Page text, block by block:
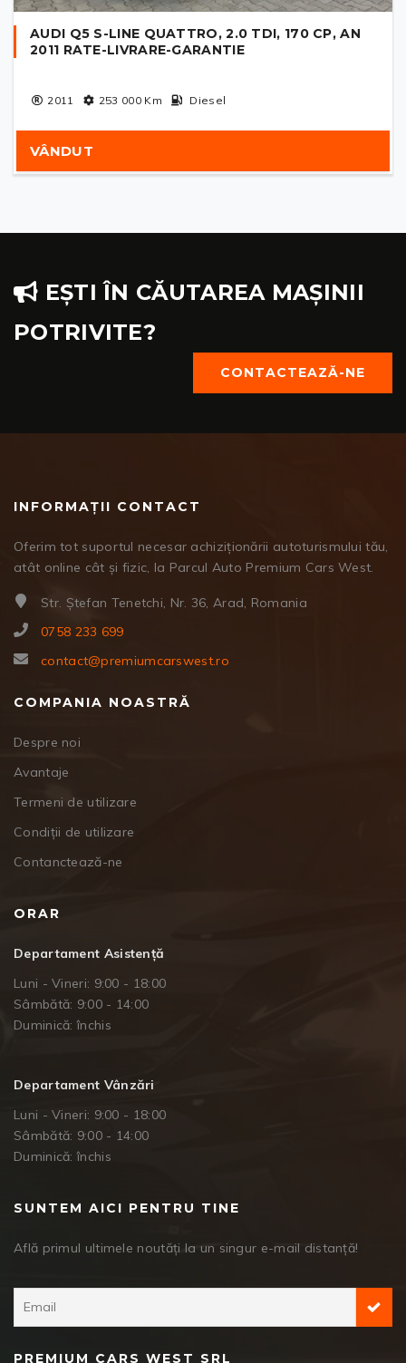
AUDI Q5 S-LINE QUATTRO, 2.0 TDI, 170 CP, AN
2011 RATE-LIVRARE-GARANTIE
2011 253 000Km Diesel
VÂNDUT
EȘTI ÎN CĂUTAREA MAȘINII
POTRIVITE?
CONTACTEAZĂ-NE
INFORMAȚII CONTACT
Oferim tot suportul necesar achiziționării autoturismului tău,
atât online cât și fizic, la Parcul Auto Premium Cars West.
Str. Ștefan Tenetchi, Nr. 36, Arad, Romania
0758 233 699
contact@premiumcarswest.ro
COMPANIA NOASTRĂ
Despre noi
Avantaje
Termeni de utilizare
Condiții de utilizare
Contanctează-ne
ORAR
Departament Asistență
Luni - Vineri: 9:00 - 18:00
Sâmbătă: 9:00 - 14:00
Duminică: închis
Departament Vânzări
Luni - Vineri: 9:00 - 18:00
Sâmbătă: 9:00 - 14:00
Duminică: închis
SUNTEM AICI PENTRU TINE
Află primul ultimele noutăți la un singur e-mail distanță!
PREMIUM CARS WEST SRL